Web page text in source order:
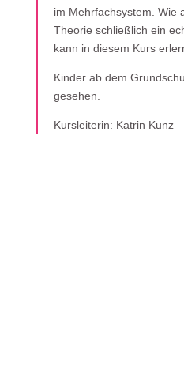
im Mehrfachsystem. Wie
Theorie schließlich ein
kann in diesem Kurs
Kinder ab dem
gesehen.
Kursleiterin: Katrin Kunz